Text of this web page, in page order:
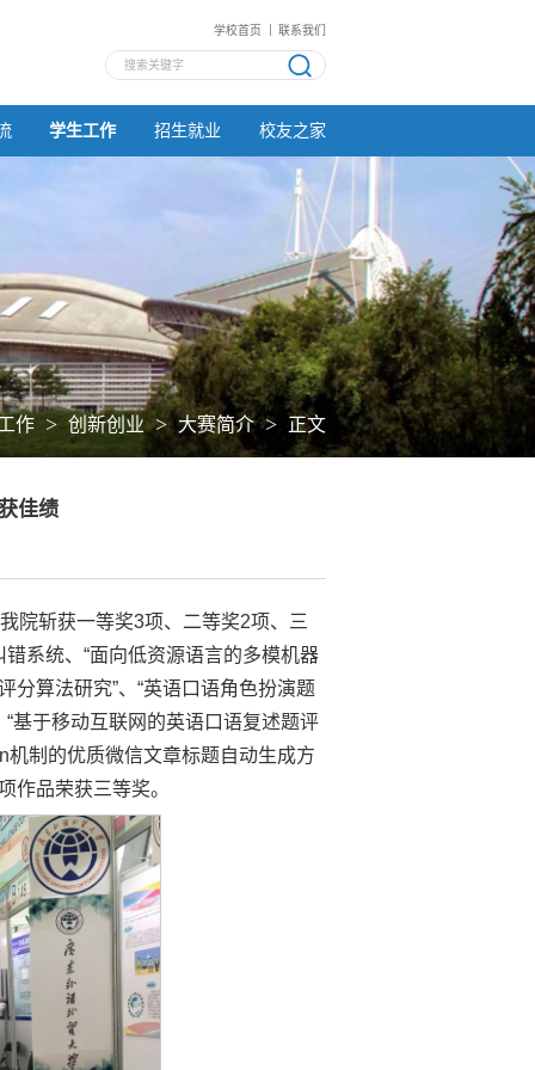
学校首页 联系我们
学生工作 招生就业 校友之家
作 > 创新创业 > 大赛简介 > 正文
佳绩
院斩获一等奖3项、二等奖2项、三
系统、“面向低资源语言的多模机器
分算法研究”、“英语口语角色扮演题
“基于移动互联网的英语口语复述题评
机制的优质微信文章标题自动生成方
作品荣获三等奖。